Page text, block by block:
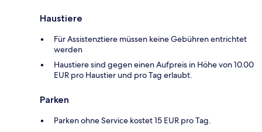
Haustiere
Für Assistenztiere müssen keine Gebühren entrichtet
werden
Haustiere sind gegen einen Aufpreis in Höhe von 10.00
EUR pro Haustier und pro Tag erlaubt.
Parken
Parken ohne Service kostet 15 EUR pro Tag.